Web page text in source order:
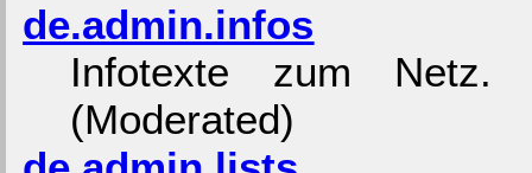
de.admin.infos
Infotexte zum
(Moderated)